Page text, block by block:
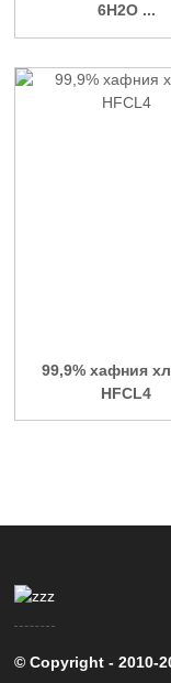
6H2O ...
99,9% хафния
HFCL4
© Copyright - 2010-